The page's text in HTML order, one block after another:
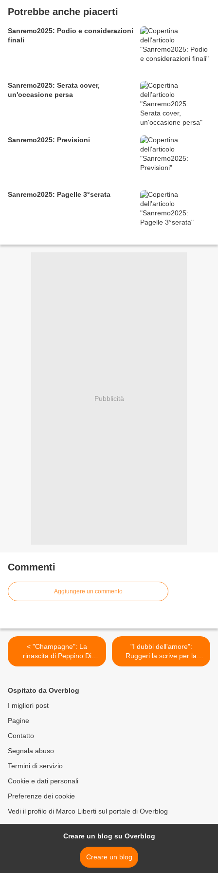
Potrebbe anche piacerti
Sanremo2025: Podio e considerazioni
finali
Sanremo2025: Serata cover,
un'occasione persa
Sanremo2025: Previsioni
Sanremo2025: Pagelle 3°serata
Pubblicità
Commenti
Aggiungere un commento
< "Champagne": La
rinascita di Peppino Di
Capri
"I dubbi dell'amore":
Ruggeri la scrive per la
Mannoia >
Ospitato da Overblog
I migliori post
Pagine
Contatto
Segnala abuso
Termini di servizio
Cookie e dati personali
Preferenze dei cookie
Vedi il profilo di Marco Liberti sul portale di Overblog
Creare un blog su Overblog
Creare un blog